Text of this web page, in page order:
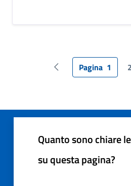
Pagina precedente
Pagina 1 2
Quanto sono chiare
su questa pagina?